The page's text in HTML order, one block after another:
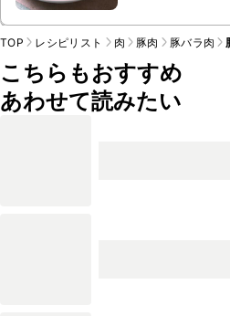
TOP レシピリスト 肉 豚肉 豚バラ肉
こちらもおすすめ
あわせて読みたい